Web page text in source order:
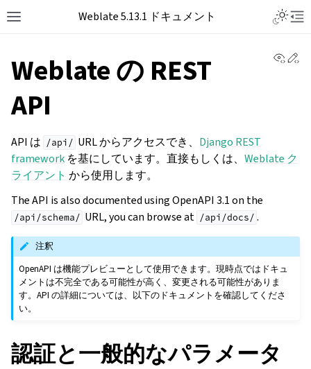
Toggle site navigation sidebar
Weblate 5.13.1 ドキュメント
Weblate の REST
API
API は /api/ URL からアクセスでき、 Django REST
framework を基にしています。直接もしくは、 Weblate ク
ライアント から使用します。
The API is also documented using OpenAPI 3.1 on the
/api/schema/ URL, you can browse at /api/docs/ .
注釈
OpenAPI は機能プレビューとして使用できます。現時点ではドキュ
メントは不完全である可能性が高く、変更される可能性がありま
す。API の詳細については、以下のドキュメントを確認してくださ
い。
認証と一般的なパラメータ